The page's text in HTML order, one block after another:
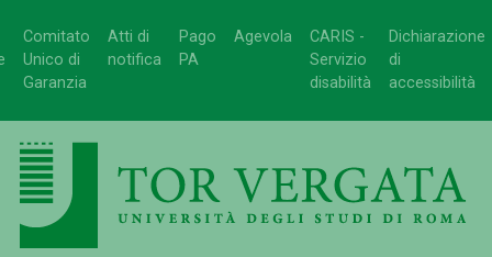
Comitato
Unico di
Garanzia
Atti di
notifica
Pago
PA
Agevola
CARIS -
Servizio
disabilità
Dichiarazione
di
accessibilità